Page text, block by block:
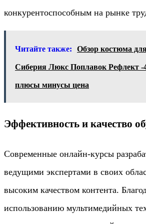
конкурентоспособным на рынке
Читайте также: Обзор костюма
Сиберия Люкс Поплавок Рефлект -
плюсы минусы цена
Эффективность и качество
Современные онлайн-курсы
ведущими экспертами в своих
высоким качеством контента.
использованию мультимедийных